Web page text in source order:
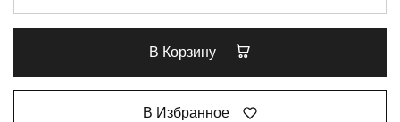
В Корзину
В Избранное